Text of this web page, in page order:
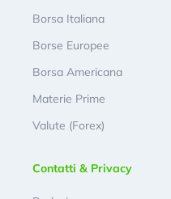
Borsa Italiana
Borse Europee
Borsa Americana
Materie Prime
Valute (Forex)
Contatti & Privacy